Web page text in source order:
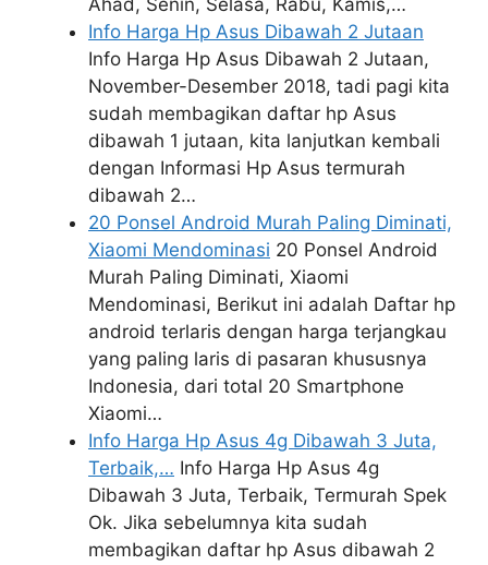
Ahad, Senin, Selasa, Rabu, Kamis,…
Info Harga Hp Asus Dibawah 2 Jutaan
Info Harga Hp Asus Dibawah 2 Jutaan,
November-Desember 2018, tadi pagi kita
sudah membagikan daftar hp Asus
dibawah 1 jutaan, kita lanjutkan kembali
dengan Informasi Hp Asus termurah
dibawah 2…
20 Ponsel Android Murah Paling Diminati,
Xiaomi Mendominasi 20 Ponsel Android
Murah Paling Diminati, Xiaomi
Mendominasi, Berikut ini adalah Daftar hp
android terlaris dengan harga terjangkau
yang paling laris di pasaran khususnya
Indonesia, dari total 20 Smartphone
Xiaomi…
Info Harga Hp Asus 4g Dibawah 3 Juta,
Terbaik,… Info Harga Hp Asus 4g
Dibawah 3 Juta, Terbaik, Termurah Spek
Ok. Jika sebelumnya kita sudah
membagikan daftar hp Asus dibawah 2